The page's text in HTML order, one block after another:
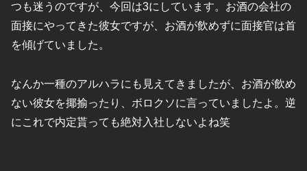
つも迷うのですが、今回は3にしています。お酒の会社の
面接にやってきた彼女ですが、お酒が飲めずに面接官は首
を傾げていました。
なんか一種のアルハラにも見えてきましたが、お酒が飲め
ない彼女を揶揄ったり、ボロクソに言っていましたよ。逆
にこれで内定貰っても絶対入社しないよね笑